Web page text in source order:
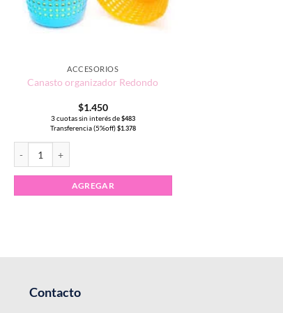
ACCESORIOS
Canasto organizador Redondo
$1.450
3 cuotas sin interés de$483
Transferencia (5%off)$1.378
AGREGAR
Contacto